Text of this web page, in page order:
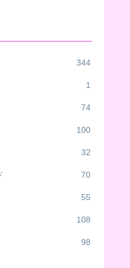
344
1
74
100
32
70
55
108
98